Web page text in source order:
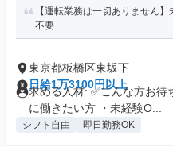
【運転業務は一切ありません
不要
東京都板橋区東坂下
日給1万3100円以上
求める人材: ✅こんな方お
に働きたい方 ・未経験O...
シフト自由 即日勤務OK